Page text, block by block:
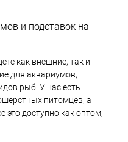
и подставок на
как внешние, так и
для аквариумов,
рыб. У нас есть
питомцев, а
это доступно как оптом,